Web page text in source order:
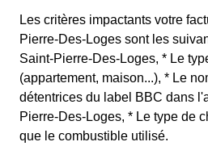
Les critères impactants votre
Pierre-Des-Loges sont les
Saint-Pierre-Des-Loges, * Le
(appartement, maison...), * Le
détentrices du label BBC dans
Pierre-Des-Loges, * Le type de
que le combustible utilisé.